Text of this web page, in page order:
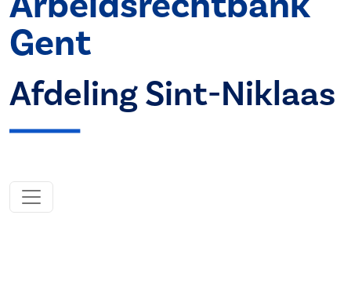
Gent
Afdeling Sint-Niklaas